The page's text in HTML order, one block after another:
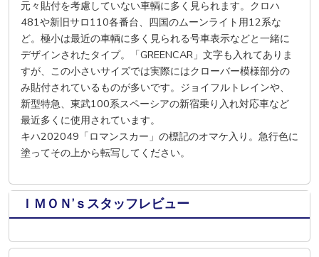
元々貼付を考慮していない車輌に多く見られます。クロハ
481や新旧サロ110各番台、四国のムーンライト用12系な
ど。極小は最近の車輌に多く見られる号車表示などと一緒に
デザインされたタイプ。「GREENCAR」文字も入れてありま
すが、この小さいサイズでは実際にはクローバー模様部分の
み貼付されているものが多いです。ジョイフルトレインや、
新型特急、東武100系スペーシアの新宿乗り入れ対応車など
最近多くに使用されています。
キハ202049「ロマンスカー」の標記のオマケ入り。急行色に
塗ってその上から転写してください。
ＩＭＯＮ’ｓスタッフレビュー